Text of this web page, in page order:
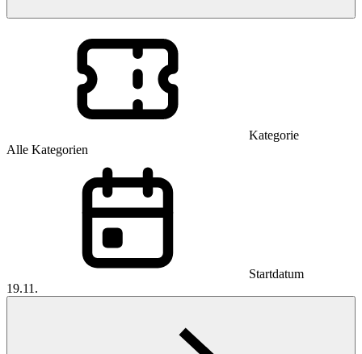
Kategorie
Alle Kategorien
Startdatum
19.11.